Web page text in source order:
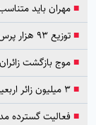
■مهران باید
■توزیع ۹۳ هزار پرس غذا در مسیر زائران اربعین
■موج بازگشت
■۳ میلیون زائر اربعین به کشور بازگشته‌اند
■فعالیت گسترده